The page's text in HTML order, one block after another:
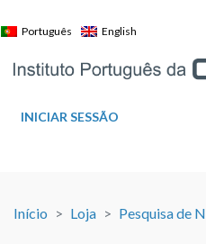
to
Português English
INICIAR SESSÃO
Início Loja Pesquisa de